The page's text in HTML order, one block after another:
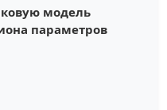
модель
параметров